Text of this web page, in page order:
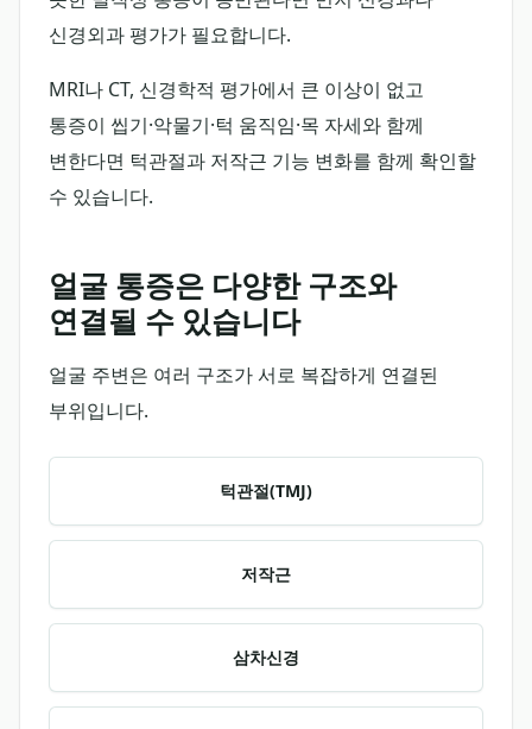
신경외과 평가가 필요합니다.
MRI나 CT, 신경학적 평가에서 큰 이상이 없고
통증이 씹기·악물기·턱 움직임·목 자세와 함께
변한다면 턱관절과 저작근 기능 변화를 함께 확인할
수 있습니다.
얼굴 통증은 다양한 구조와
연결될 수 있습니다
얼굴 주변은 여러 구조가 서로 복잡하게 연결된
부위입니다.
턱관절(TMJ)
저작근
삼차신경